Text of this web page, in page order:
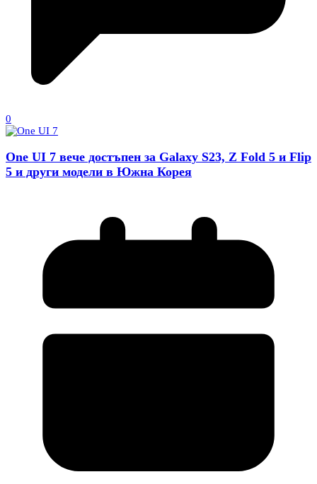
0
One UI 7 вече достъпен за Galaxy S23, Z Fold 5 и Flip
5 и други модели в Южна Корея